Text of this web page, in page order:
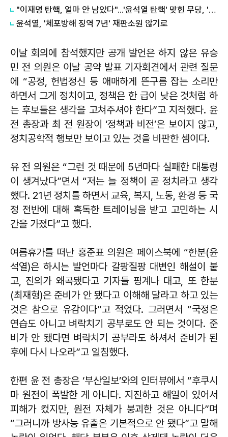
"이재명 탄핵, 얼마 안 남았다"...'윤석열 탄핵' 맞힌 무당, '성지글' 등장
윤석열, '체포방해 징역 7년' 재판소원 않기로
이날 회의에 참석했지만 공개 발언은 하지 않은 유승
민 전 의원은 이날 공약 발표 기자회견에서 관련 질문
에 “공정, 헌법정신 등 애매하게 뜬구름 잡는 소리만
하면서 그게 정치이고, 정책은 한 급이 낮은 것처럼 하
는 후보들은 생각을 고쳐주셔야 한다”고 지적했다. 윤
전 총장과 최 전 원장이 ‘정책과 비전’은 보이지 않고,
정치공학적 행보만 보이고 있는 것을 비판한 셈이다.
유 전 의원은 “그런 것 때문에 5년마다 실패한 대통령
이 생겨났다”면서 “저는 늘 정책이 곧 정치라고 생각
했다. 21년 정치를 하면서 교육, 복지, 노동, 환경 등 국
정 전반에 대해 혹독한 트레이닝을 받고 고민하는 시
간을 가졌다”고 했다.
여름휴가를 떠난 홍준표 의원은 페이스북에 “한분(윤
석열)은 하시는 발언마다 갈팡질팡 대변인 해설이 붙
고, 진의가 왜곡됐다고 기자들 핑계나 대고, 또 한분
(최재형)은 준비가 안 됐다고 이해해 달라고 하고 있는
것은 참으로 유감이다”고 적었다. 그러면서 “국정은
연습도 아니고 벼락치기 공부로도 안 되는 것이다. 준
비가 안 됐다면 벼락치기 공부라도 하셔서 준비가 된
후에 다시 나오라”고 일침했다.
한편 윤 전 총장은 ‘부산일보’와의 인터뷰에서 “후쿠시
마 원전이 폭발한 게 아니다. 지진하고 해일이 있어서
피해가 컸지만, 원전 자체가 붕괴한 것은 아니다”며
“그러니까 방사능 유출은 기본적으로 안 됐다”고 말해